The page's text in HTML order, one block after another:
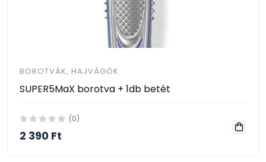
BOROTVÁK, HAJVÁGÓK
SUPER5MaX borotva + 1db betét
(0)
2 390 Ft